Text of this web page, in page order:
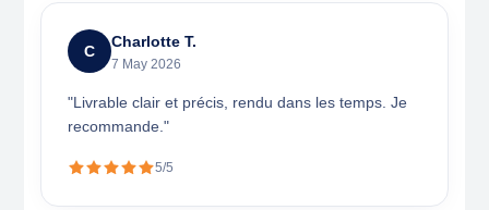
C
Charlotte T.
7 May 2026
"Livrable clair et précis, rendu dans les temps. Je
recommande."
5/5